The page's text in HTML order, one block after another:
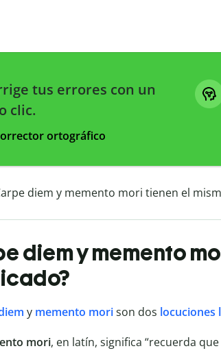
tus errores con un
clic.
ortográfico
diem y memento mori tienen el
diem y memento
y memento morison dos locuciones
mori, en latín, significa “recuerda